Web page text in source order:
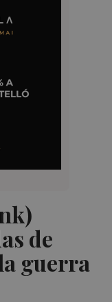
de
guerra